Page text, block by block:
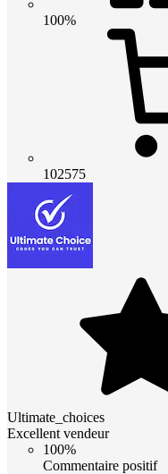
100%
102575
Ultimate_choices
Excellent vendeur
100%
Commentaire positif